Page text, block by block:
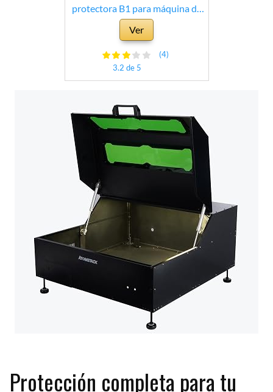
protectora B1 para máquina de
corte con grabado láser,
resistente al polvo, impermeable,
bloquea los olores de humo,
protección ocular completa, con
tubo de escape de 2 m
Ver
3.2 de 5
(4)
Protección completa para tu